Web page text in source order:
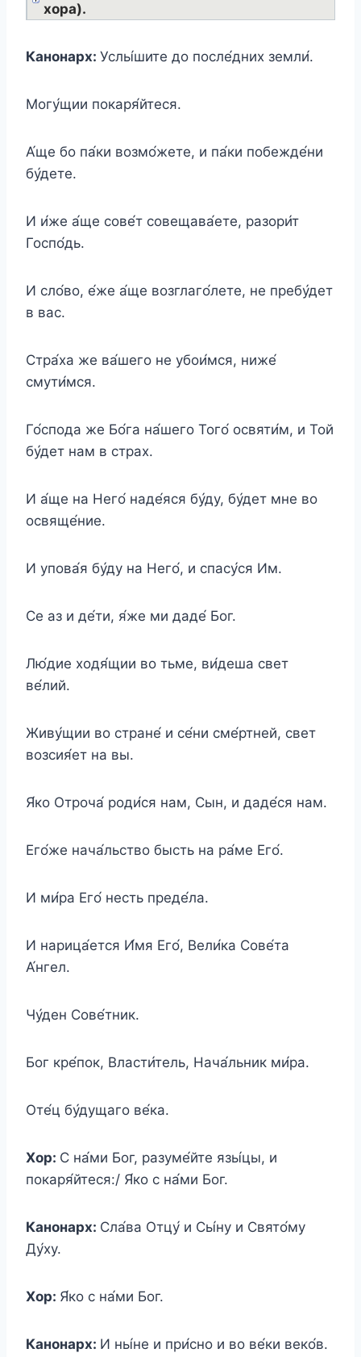
хора).
Канонарх: Услы́шите до после́дних земли́.
Могу́щии покаря́йтеся.
А́ще бо па́ки возмо́жете, и па́ки побежде́ни
бу́дете.
И и́же а́ще сове́т совещава́ете, разори́т
Госпо́дь.
И сло́во, е́же а́ще возглаго́лете, не пребу́дет
в вас.
Стра́ха же ва́шего не убои́мся, ниже́
смути́мся.
Го́спода же Бо́га на́шего Того́ освяти́м, и Той
бу́дет нам в страх.
И а́ще на Него́ наде́яся бу́ду, бу́дет мне во
освяще́ние.
И упова́я бу́ду на Него́, и спасу́ся Им.
Се аз и де́ти, я́же ми даде́ Бог.
Лю́дие ходя́щии во тьме, ви́деша свет
ве́лий.
Живу́щии во стране́ и се́ни сме́ртней, свет
возсия́ет на вы.
Я́ко Отроча́ роди́ся нам, Сын, и даде́ся нам.
Его́же нача́льство бысть на ра́ме Его́.
И ми́ра Его́ несть преде́ла.
И нарица́ется И́мя Его́, Вели́ка Сове́та
А́нгел.
Чу́ден Сове́тник.
Бог кре́пок, Власти́тель, Нача́льник ми́ра.
Оте́ц бу́дущаго ве́ка.
Хор: С на́ми Бог, разуме́йте язы́цы, и
покаря́йтеся:/ Я́ко с на́ми Бог.
Канонарх: Сла́ва Отцу́ и Сы́ну и Свято́му
Ду́ху.
Хор: Я́ко с на́ми Бог.
Канонарх: И ны́не и при́сно и во ве́ки веко́в.